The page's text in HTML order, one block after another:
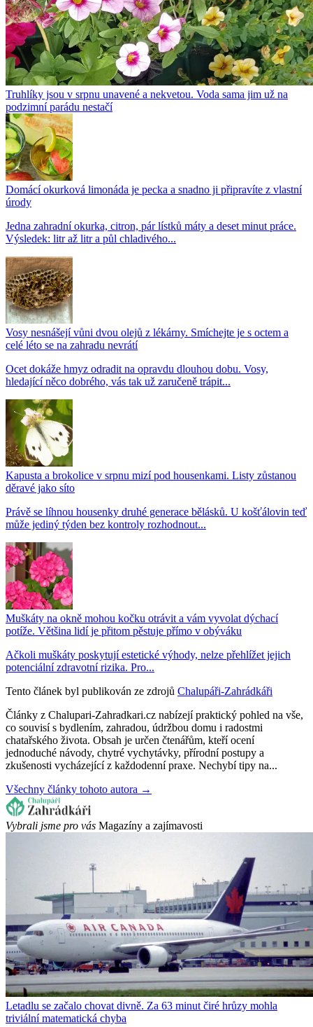
Truhlíky jsou v srpnu unavené a nekvetou. Voda sama jim už na
podzimní parádu nestačí
Domácí okurková limonáda je pecka a snadno ji připravíte z vlastní
úrody
Jedna zahradní okurka, citron, pár lístků máty a deset minut práce.
Výsledek: litr až litr a půl chladivého...
Vosy nesnášejí vůni dvou olejů z lékárny. Smíchejte je s octem a
celé léto se na zahradu nevrátí
Ocet dokáže hmyz odradit na opravdu dlouhou dobu. Vosy,
hledající něco dobrého, vás tak už zaručeně trápit...
Kapusta a brokolice v srpnu mizí pod housenkami. Listy zůstanou
děravé jako síto
Právě se líhnou housenky druhé generace bělásků. U košťálovin teď
může jediný týden bez kontroly rozhodnout...
Muškáty na okně mohou kočku otrávit a vám vyvolat dýchací
potíže. Většina lidí je přitom pěstuje přímo v obýváku
Ačkoli muškáty poskytují estetické výhody, nelze přehlížet jejich
potenciální zdravotní rizika. Pro...
Tento článek byl publikován ze zdrojů Chalupáři-Zahrádkáři
Články z Chalupari-Zahradkari.cz nabízejí praktický pohled na vše,
co souvisí s bydlením, zahradou, údržbou domu i radostmi
chatařského života. Obsah je určen čtenářům, kteří ocení
jednoduché návody, chytré vychytávky, přírodní postupy a
zkušenosti vycházející z každodenní praxe. Nechybí tipy na...
Všechny články tohoto autora →
Vybrali jsme pro vás Magazíny a zajímavosti
Letadlu se začalo chovat divně. Za 63 minut čiré hrůzy mohla
triviální matematická chyba